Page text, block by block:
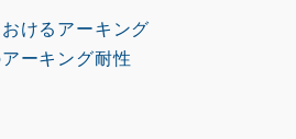
けるアーキング
ーキング耐性